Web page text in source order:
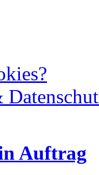
Auftrag